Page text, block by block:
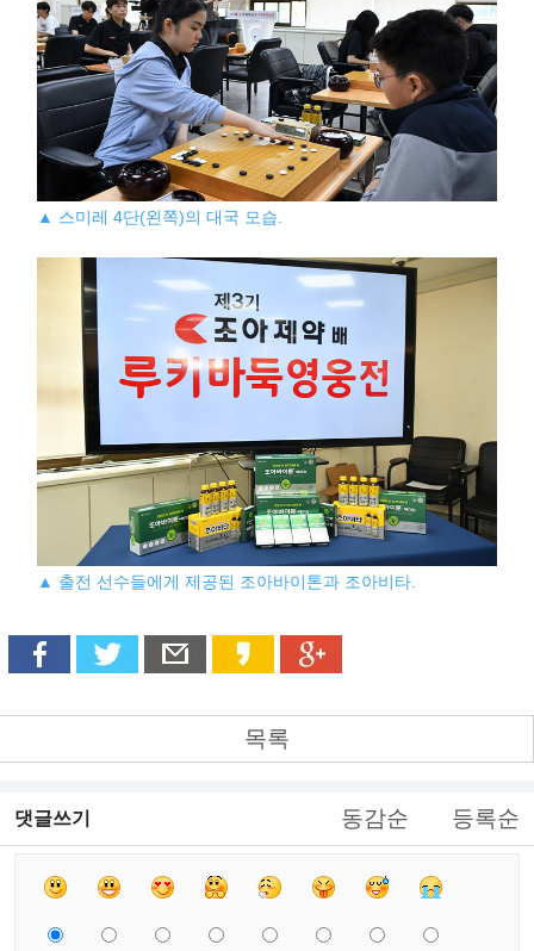
▲ 스미레 4단(왼쪽)의 대국 모습.
▲ 출전 선수들에게 제공된 조아바이톤과 조아비타.
목록
댓글쓰기 동감순 등록순